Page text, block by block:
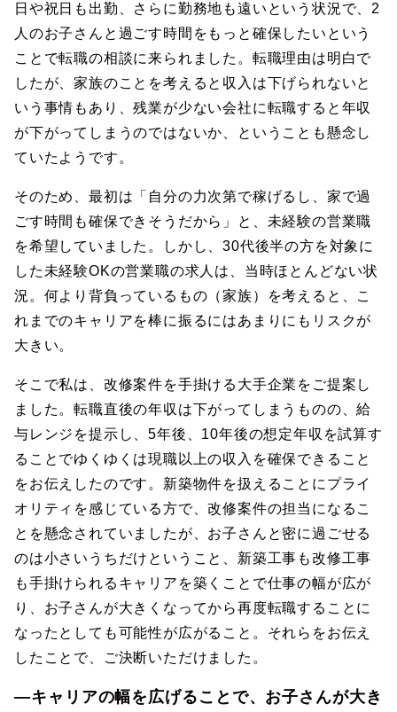
日や祝日も出勤、さらに勤務地も遠いという状況で、2
人のお子さんと過ごす時間をもっと確保したいという
ことで転職の相談に来られました。転職理由は明白で
したが、家族のことを考えると収入は下げられないと
いう事情もあり、残業が少ない会社に転職すると年収
が下がってしまうのではないか、ということも懸念し
ていたようです。
そのため、最初は「自分の力次第で稼げるし、家で過
ごす時間も確保できそうだから」と、未経験の営業職
を希望していました。しかし、30代後半の方を対象に
した未経験OKの営業職の求人は、当時ほとんどない状
況。何より背負っているもの（家族）を考えると、こ
れまでのキャリアを棒に振るにはあまりにもリスクが
大きい。
そこで私は、改修案件を手掛ける大手企業をご提案し
ました。転職直後の年収は下がってしまうものの、給
与レンジを提示し、5年後、10年後の想定年収を試算す
ることでゆくゆくは現職以上の収入を確保できること
をお伝えしたのです。新築物件を扱えることにプライ
オリティを感じている方で、改修案件の担当になるこ
とを懸念されていましたが、お子さんと密に過ごせる
のは小さいうちだけということ、新築工事も改修工事
も手掛けられるキャリアを築くことで仕事の幅が広が
り、お子さんが大きくなってから再度転職することに
なったとしても可能性が広がること。それらをお伝え
したことで、ご決断いただけました。
―キャリアの幅を広げることで、お子さんが大き